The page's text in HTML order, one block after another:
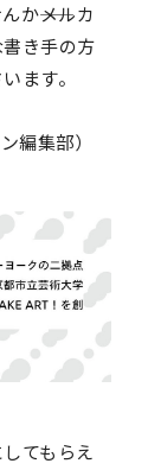
――メルカ
き手の方
ます。
編集部）
てもらえ